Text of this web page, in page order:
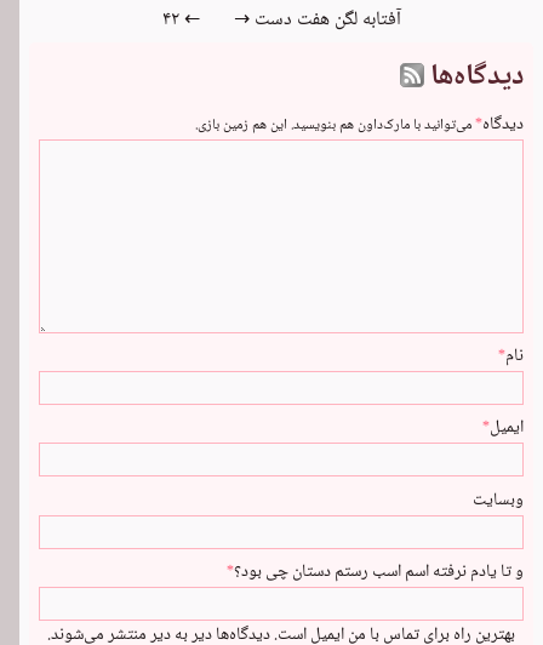
آفتابه لگن هفت دست →
← ۴۲
دیدگاه‌ها
دیدگاه*می‌توانید بامارک‌داونهم بنویسید. این همزمین بازی.
نام*
ایمیل*
وبسایت
و تا یادم نرفته اسم اسب رستم دستان چی بود؟*
بهترین راه برای تماس با منایمیلاست. دیدگاه‌ها دیر به دیر منتشر می‌شوند.